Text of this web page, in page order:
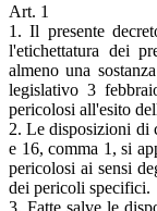
Art. 1
1. Il presente
l'etichettatura dei
almeno una
legislativo 3
pericolosi all'esito
2. Le disposizioni di
e 16, comma 1, si
pericolosi ai sensi
dei pericoli specifici.
3. Fatte salve le